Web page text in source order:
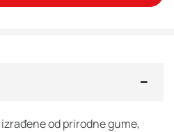
od prirodne gume,